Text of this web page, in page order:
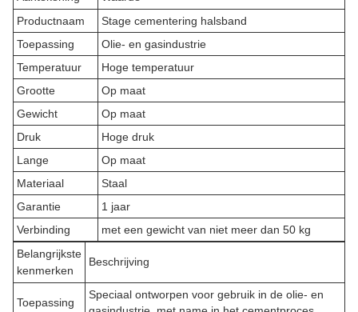
Productnaam
Stage cementering halsband
Toepassing
Olie- en gasindustrie
Temperatuur
Hoge temperatuur
Grootte
Op maat
Gewicht
Op maat
Druk
Hoge druk
Lange
Op maat
Materiaal
Staal
Garantie
1 jaar
Verbinding
met een gewicht van niet meer dan 50 kg
Belangrijkste
kenmerken
Beschrijving
Toepassing
Speciaal ontworpen voor gebruik in de olie- en